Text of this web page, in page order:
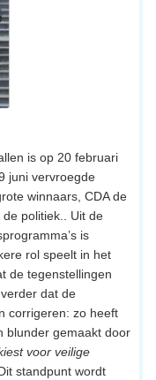
is op 20 februari
juni vervroegde
winnaars, CDA de
politiek.. Uit de
is
rol speelt in het
de tegenstellingen
dat de
corrigeren: zo heeft
blunder gemaakt door
voor veilige
Dit standpunt wordt